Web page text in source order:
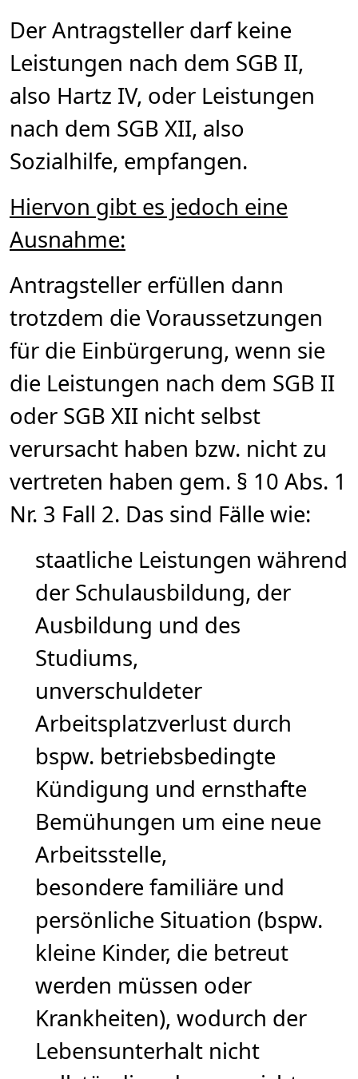
Der Antragsteller darf keine
Leistungen nach dem SGB II,
also Hartz IV, oder Leistungen
nach dem SGB XII, also
Sozialhilfe, empfangen.
Hiervon gibt es jedoch eine
Ausnahme:
Antragsteller erfüllen dann
trotzdem die Voraussetzungen
für die Einbürgerung, wenn sie
die Leistungen nach dem SGB II
oder SGB XII nicht selbst
verursacht haben bzw. nicht zu
vertreten haben gem. § 10 Abs. 1
Nr. 3 Fall 2. Das sind Fälle wie:
staatliche Leistungen während
der Schulausbildung, der
Ausbildung und des
Studiums,
unverschuldeter
Arbeitsplatzverlust durch
bspw. betriebsbedingte
Kündigung und ernsthafte
Bemühungen um eine neue
Arbeitsstelle,
besondere familiäre und
persönliche Situation (bspw.
kleine Kinder, die betreut
werden müssen oder
Krankheiten), wodurch der
Lebensunterhalt nicht